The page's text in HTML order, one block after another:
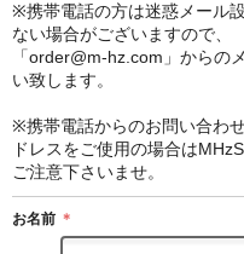
※携帯電話の方は迷惑メール
ない場合がございますので、
「order@m-hz.com」からの
い致します。
※携帯電話からのお問い合わ
ドレスをご使用の場合は
ご注意下さいませ。
お名前 ＊